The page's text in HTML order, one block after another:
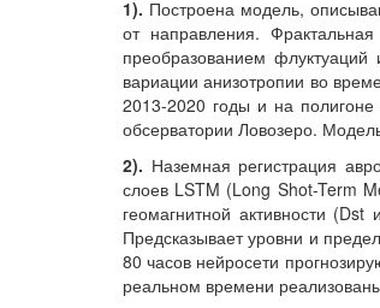
1). Построена модель,
от направления.
преобразованием флуктуаций
вариации анизотропии во
2013-2020 годы и на
обсерватории Ловозеро.
2). Наземная регистрация
слоев LSTM (Long Shot-Term
геомагнитной активности
Предсказывает уровни и
80 часов нейросети
реальном времени